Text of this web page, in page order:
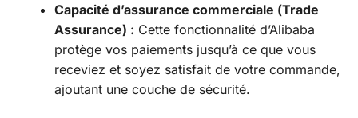
Capacité d’assurance commerciale (Trade
Assurance) : Cette fonctionnalité d’Alibaba
protège vos paiements jusqu’à ce que vous
receviez et soyez satisfait de votre commande,
ajoutant une couche de sécurité.